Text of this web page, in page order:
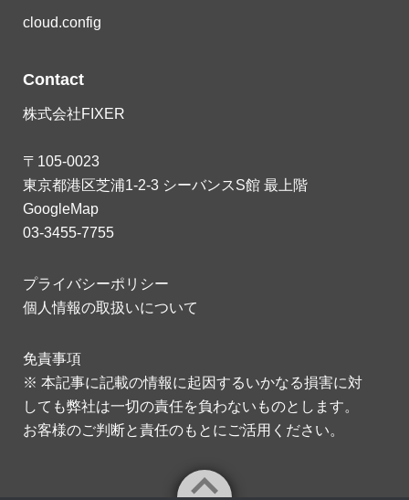
cloud.config
Contact
株式会社FIXER
〒105-0023
東京都港区芝浦1-2-3 シーバンスS館 最上階
GoogleMap
03-3455-7755
プライバシーポリシー
個人情報の取扱いについて
免責事項
※ 本記事に記載の情報に起因するいかなる損害に対
しても弊社は一切の責任を負わないものとします。
お客様のご判断と責任のもとにご活用ください。